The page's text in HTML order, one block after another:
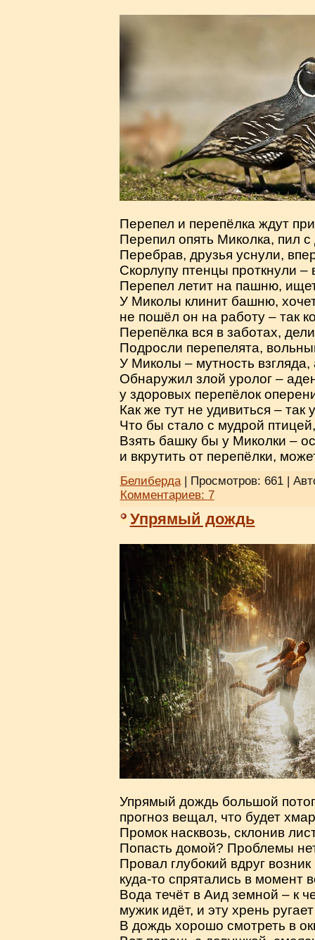
Перепел и перепёлка ждут
Перепил опять Миколка, пил
Перебрав, друзья уснули,
Скорлупу птенцы проткнули
Перепел летит на пашню,
У Миколы клинит башню,
не пошёл он на работу – так
Перепёлка вся в заботах,
Подросли перепелята,
У Миколы – мутность
Обнаружил злой уролог –
у здоровых перепёлок
Как же тут не удивиться – так
Что бы стало с мудрой
Взять башку бы у Миколки –
и вкрутить от перепёлки,
Белиберда| Просмотров: 661 |
Комментариев: 7
Упрямый дождь
Упрямый дождь большой
прогноз вещал, что будет
Промок насквозь, склонив
Попасть домой? Проблемы
Провал глубокий вдруг
куда-то спрятались в момент
Вода течёт в Аид земной – к
мужик идёт, и эту хрень
В дождь хорошо смотреть в